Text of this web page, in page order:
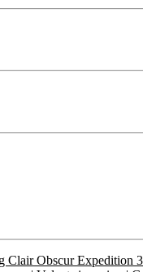
Clair Obscur Expedition